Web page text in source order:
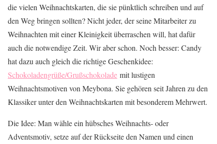
die vielen Weihnachtskarten, die sie pünktlich schreiben und auf
den Weg bringen sollten? Nicht jeder, der seine Mitarbeiter zu
Weihnachten mit einer Kleinigkeit überraschen will, hat dafür
auch die notwendige Zeit. Wir aber schon. Noch besser: Candy
hat dazu auch gleich die richtige Geschenkidee:
Schokoladengrüße/Grußschokolade mit lustigen
Weihnachtsmotiven von Meybona. Sie gehören seit Jahren zu den
Klassiker unter den Weihnachtskarten mit besonderem Mehrwert.
Die Idee: Man wähle ein hübsches Weihnachts- oder
Adventsmotiv, setze auf der Rückseite den Namen und einen